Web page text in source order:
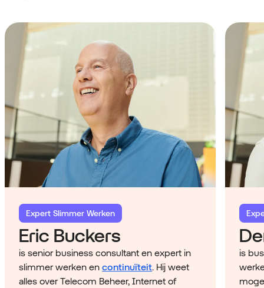
Expert Slimmer Werken
Eric Buckers
is senior business consultant en expert in
slimmer werken en continuïteit. Hij weet
alles over Telecom Beheer, Internet of
is